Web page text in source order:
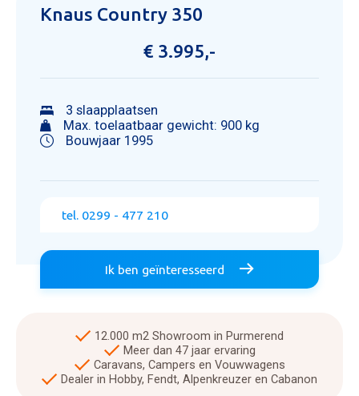
Knaus Country 350
€ 3.995,-
3 slaapplaatsen
Max. toelaatbaar gewicht: 900 kg
Bouwjaar 1995
tel. 0299 - 477 210
Ik ben geïnteresseerd
12.000 m2 Showroom in Purmerend
Meer dan 47 jaar ervaring
Caravans, Campers en Vouwwagens
Dealer in Hobby, Fendt, Alpenkreuzer en Cabanon